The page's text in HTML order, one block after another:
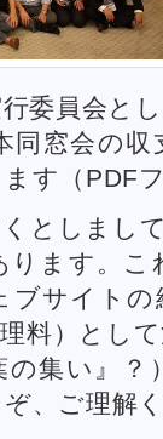
委員会と
同窓会の
す（PDF
としまし
ります。
ブサイト
料）とし
の集い』
、ご理解